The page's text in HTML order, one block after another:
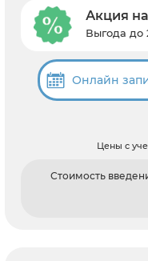
Акция
Выгода до
Онлайн
Цены с
Стоимость